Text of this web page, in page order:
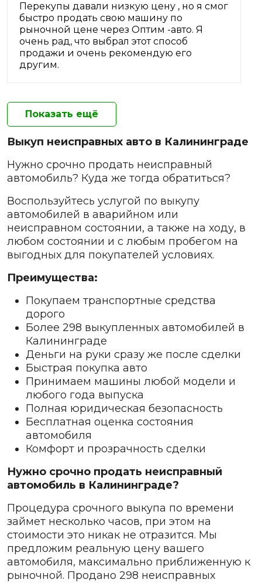
Перекупы давали низкую цену , но я смог
быстро продать свою машину по
рыночной цене через Оптим -авто. Я
очень рад, что выбрал этот способ
продажи и очень рекомендую его
другим.
Показать ещё
Выкуп неисправных авто в Калининграде
Нужно срочно продать неисправный
автомобиль? Куда же тогда обратиться?
Воспользуйтесь услугой по выкупу
автомобилей в аварийном или
неисправном состоянии, а также на ходу, в
любом состоянии и с любым пробегом на
выгодных для покупателей условиях.
Преимущества:
Покупаем транспортные средства
дорого
Более 298 выкупленных автомобилей в
Калининграде
Деньги на руки сразу же после сделки
Быстрая покупка авто
Принимаем машины любой модели и
любого года выпуска
Полная юридическая безопасность
Бесплатная оценка состояния
автомобиля
Комфорт и прозрачность сделки
Нужно срочно продать неисправный
автомобиль в Калининграде?
Процедура срочного выкупа по времени
займет несколько часов, при этом на
стоимости это никак не отразится. Мы
предложим реальную цену вашего
автомобиля, максимально приближенную к
рыночной. Продано 298 неисправных